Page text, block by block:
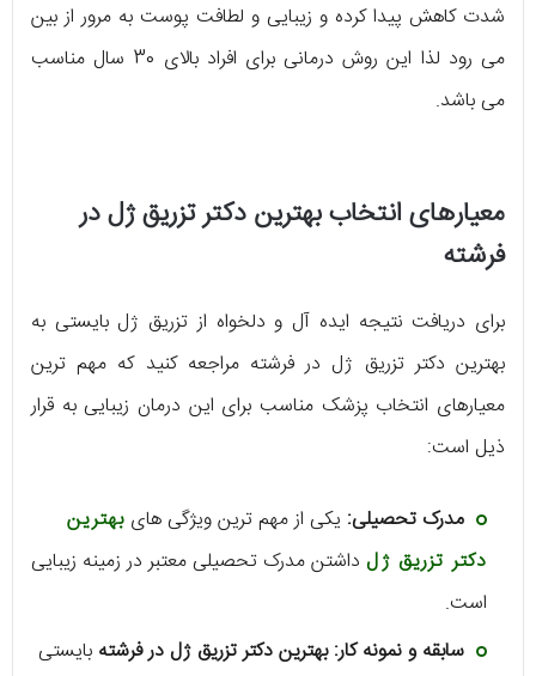
شدت کاهش پیدا کرده و زیبایی و لطافت پوست به مرور از بین
می رود لذا این روش درمانی برای افراد بالای 30 سال مناسب
می باشد.
معیارهای انتخاب بهترین دکتر تزریق ژل در
فرشته
برای دریافت نتیجه ایده آل و دلخواه از تزریق ژل بایستی به
بهترین دکتر تزریق ژل در فرشته مراجعه کنید که مهم ترین
معیارهای انتخاب پزشک مناسب برای این درمان زیبایی به قرار
ذیل است:
مدرک تحصیلی: یکی از مهم ترین ویژگی های بهترین
دکتر تزریق ژلداشتن مدرک تحصیلی معتبر در زمینه زیبایی
است.
سابقه و نمونه کار: بهترین دکتر تزریق ژل در فرشته بایستی